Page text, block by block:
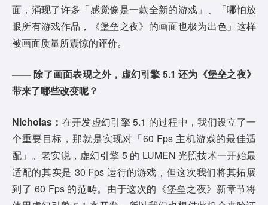
面，涌现了许多「感觉像是一款全新的游戏」、「哪怕放
眼所有游戏作品，《堡垒之夜》的画面也极为出色」这样
被画面质量所震惊的评价。
—— 除了画面表现之外，虚幻引擎 5.1 还为《堡垒之夜》
带来了哪些改变呢？
Nicholas： 在开发虚幻引擎 5.1 的过程中，我们设立了一
个重要目标，那就是实现对「60 Fps 主机游戏的最佳适
配」。老实说，虚幻引擎 5 的 LUMEN 光照技术一开始最
适配的其实是 30 Fps 运行的游戏，但这次我们将其拓展
到了 60 Fps 的范畴。由于这次的《堡垒之夜》新章节将